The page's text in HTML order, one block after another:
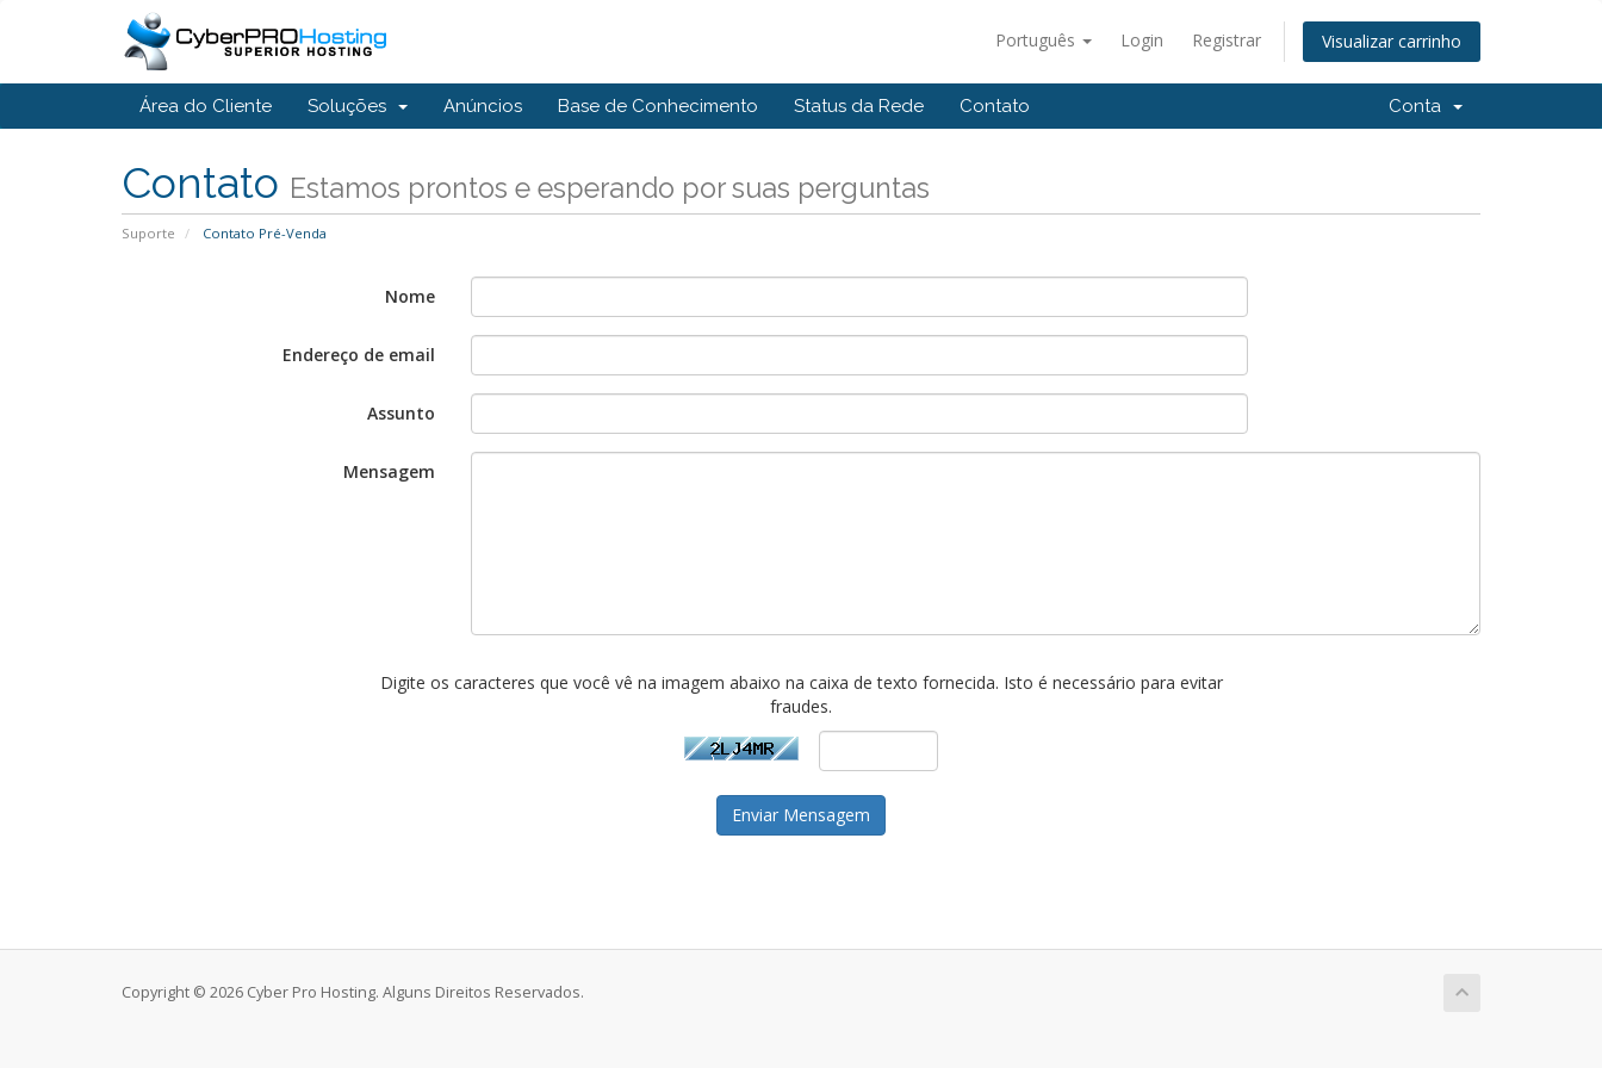
Português Login Registrar Visualizar carrinho
Área do Cliente Soluções Anúncios Base de Conhecimento Status da Rede Contato Conta
Contato Estamos prontos e esperando por suas perguntas
Suporte Contato Pré-Venda
Nome
Endereço de email
Assunto
Mensagem
Digite os caracteres que você vê na imagem abaixo na caixa de texto fornecida. Isto é necessário para evitar
fraudes.
Enviar Mensagem
Copyright © 2026 Cyber Pro Hosting. Alguns Direitos Reservados.